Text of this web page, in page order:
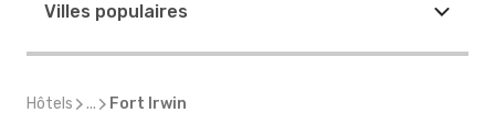
Villes populaires
Hôtels ... Fort Irwin